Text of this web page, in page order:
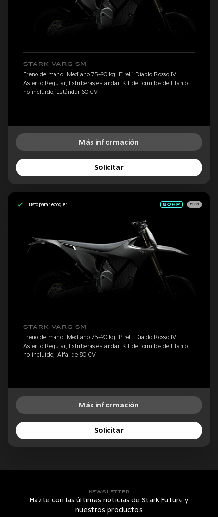
STARK VARG SM
Freno de mano, Mediano 75-90 kg, Pirelli Diablo Rosso IV,
Asiento Regular, Estriberas estándar, Kit de tornillos de titanio
no incluido, Estándar 60 CV
Más información
Solicitar
Listo para recoger SM
STARK VARG SM
Freno de mano, Mediano 75-90 kg, Pirelli Diablo Rosso IV,
Asiento Regular, Estriberas estándar, Kit de tornillos de titanio
no incluido, 'Alfa' de 80 CV
Más información
Solicitar
NEWSLETTER
Hazte con las últimas noticias de Stark Future y
nuestros productos